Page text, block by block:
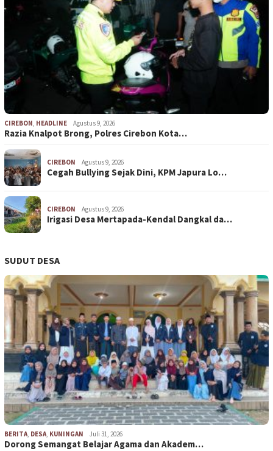
CIREBON, HEADLINE Agustus 9, 2026
Razia Knalpot Brong, Polres Cirebon Kota…
CIREBON Agustus 9, 2026
Cegah Bullying Sejak Dini, KPM Japura Lo…
CIREBON Agustus 9, 2026
Irigasi Desa Mertapada-Kendal Dangkal da…
SUDUT DESA
BERITA, DESA, KUNINGAN Juli 31, 2026
Dorong Semangat Belajar Agama dan Akadem…